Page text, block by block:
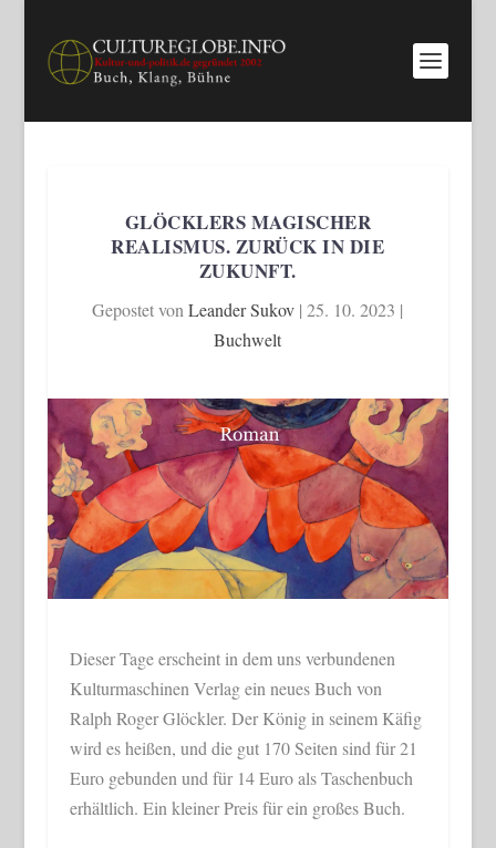
GLÖCKLERS MAGISCHER
REALISMUS. ZURÜCK IN DIE
ZUKUNFT.
Gepostet vonLeander Sukov |25. 10. 2023 |
Buchwelt
Dieser Tage erscheint in dem uns verbundenen
Kulturmaschinen Verlag ein neues Buch von
Ralph Roger Glöckler. Der König in seinem Käfig
wird es heißen, und die gut 170 Seiten sind für 21
Euro gebunden und für 14 Euro als Taschenbuch
erhältlich. Ein kleiner Preis für ein großes Buch.